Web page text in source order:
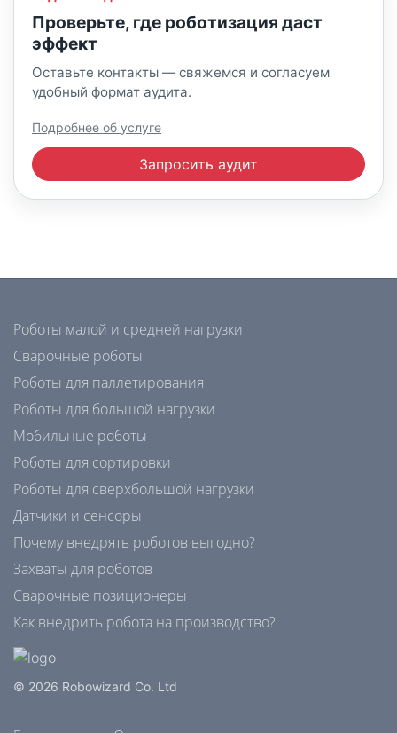
Проверьте, где роботизация даст
эффект
Оставьте контакты — свяжемся и согласуем
удобный формат аудита.
Подробнее об услуге
Запросить аудит
Роботы малой и средней нагрузки
Сварочные роботы
Роботы для паллетирования
Роботы для большой нагрузки
Мобильные роботы
Роботы для сортировки
Роботы для сверхбольшой нагрузки
Датчики и сенсоры
Почему внедрять роботов выгодно?
Захваты для роботов
Сварочные позиционеры
Как внедрить робота на производство?
© 2026 Robowizard Co. Ltd